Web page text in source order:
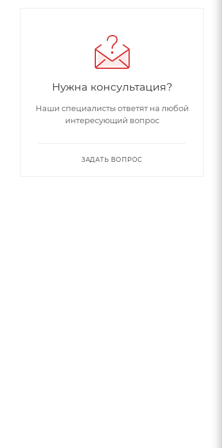
Нужна консультация?
Наши специалисты ответят на любой
интересующий вопрос
ЗАДАТЬ ВОПРОС